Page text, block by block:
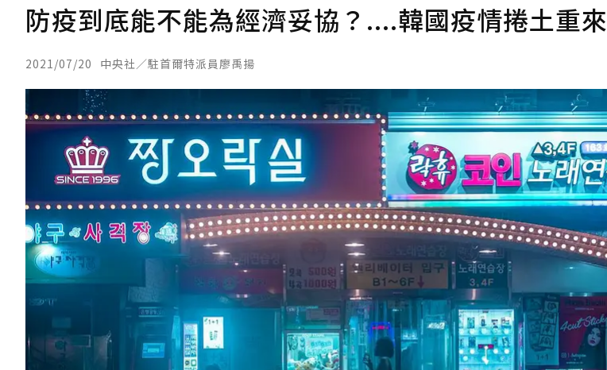
防疫到底能不能為經濟妥協？....韓國疫情捲土重來
2021/07/20 中央社／駐首爾特派員廖禹揚